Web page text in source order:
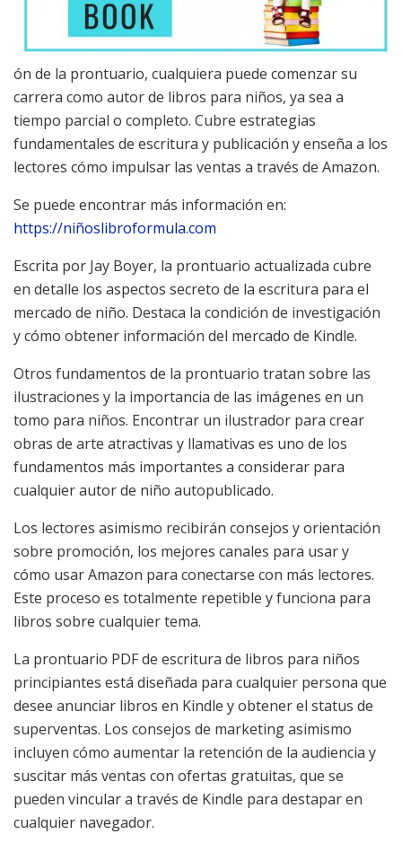
ón de la prontuario, cualquiera puede comenzar su
carrera como autor de libros para niños, ya sea a
tiempo parcial o completo. Cubre estrategias
fundamentales de escritura y publicación y enseña a los
lectores cómo impulsar las ventas a través de Amazon.
Se puede encontrar más información en:
https://niñoslibroformula.com
Escrita por Jay Boyer, la prontuario actualizada cubre
en detalle los aspectos secreto de la escritura para el
mercado de niño. Destaca la condición de investigación
y cómo obtener información del mercado de Kindle.
Otros fundamentos de la prontuario tratan sobre las
ilustraciones y la importancia de las imágenes en un
tomo para niños. Encontrar un ilustrador para crear
obras de arte atractivas y llamativas es uno de los
fundamentos más importantes a considerar para
cualquier autor de niño autopublicado.
Los lectores asimismo recibirán consejos y orientación
sobre promoción, los mejores canales para usar y
cómo usar Amazon para conectarse con más lectores.
Este proceso es totalmente repetible y funciona para
libros sobre cualquier tema.
La prontuario PDF de escritura de libros para niños
principiantes está diseñada para cualquier persona que
desee anunciar libros en Kindle y obtener el status de
superventas. Los consejos de marketing asimismo
incluyen cómo aumentar la retención de la audiencia y
suscitar más ventas con ofertas gratuitas, que se
pueden vincular a través de Kindle para destapar en
cualquier navegador.